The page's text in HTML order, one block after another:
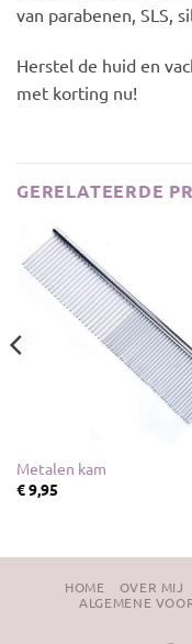
van parabenen, SLS,
Herstel de huid en
met korting nu!
GERELATEERDE
Metalen kam
€9,95
HOME OVER MIJ
ALGEMENE